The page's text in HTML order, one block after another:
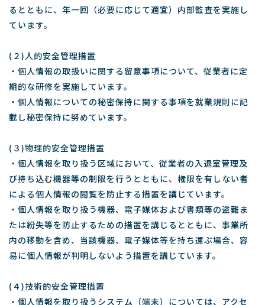
るとともに、年一回（必要に応じて適宜）内部監査を実施し
ています。
(２)人的安全管理措置
・個人情報の取扱いに関する留意事項について、従業者に定
期的な研修を実施しています。
・個人情報についての秘密保持に関する事項を就業規則に記
載し秘密保持に努めています。
(３)物理的安全管理措置
・個人情報を取り扱う区域において、従業者の入退室管理及
び持ち込む機器等の制限を行うとともに、権限を有しない者
による個人情報の閲覧を防止する措置を講じています。
・個人情報を取り扱う機器、電子媒体および書類等の盗難ま
たは紛失等を防止するための措置を講じるとともに、事業所
内の移動を含め、当該機器、電子媒体等を持ち運ぶ場合、容
易に個人情報が判明しないよう措置を講じています。
(４)技術的安全管理措置
・個人情報を取り扱うシステム（端末）については、アクセ